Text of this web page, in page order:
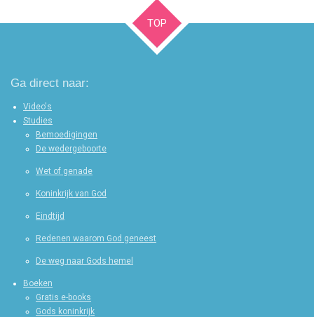
TOP
Ga direct naar:
Video's
Studies
Bemoedigingen
De wedergeboorte
Wet of genade
Koninkrijk van God
Eindtijd
Redenen waarom God geneest
De weg naar Gods hemel
Boeken
Gratis e-books
Gods koninkrijk